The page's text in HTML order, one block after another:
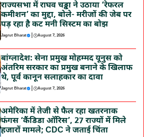
राज्यसभा में राघव चड्ढा ने उठाया ‘रेफरल
कमीशन’ का मुद्दा, बोले- मरीजों की जेब पर
पड़ रहा है कट मनी सिस्टम का बोझ
Jagrut Bharat | August 7, 2026
बांग्लादेश: सेना प्रमुख मोहम्मद यूनुस को
अंतरिम सरकार का प्रमुख बनाने के खिलाफ
थे, पूर्व कानून सलाहकार का दावा
Jagrut Bharat | August 7, 2026
अमेरिका में तेजी से फैल रहा खतरनाक
फंगस ‘कैंडिडा ऑरिस’, 27 राज्यों में मिले
हजारों मामले; CDC ने जताई चिंता